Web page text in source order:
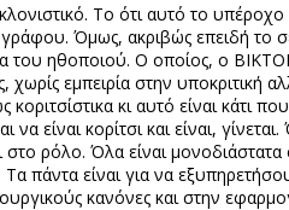
Το ότι αυτό το υπέροχο
Όμως, ακριβώς επειδή το
του ηθοποιού. Ο οποίος, ο
χωρίς εμπειρία στην υποκριτική
κι αυτό είναι κάτι
να είναι κορίτσι και είναι,
ρόλο. Όλα είναι μονοδιάστατα
Τα πάντα είναι για να
κανόνες και στην